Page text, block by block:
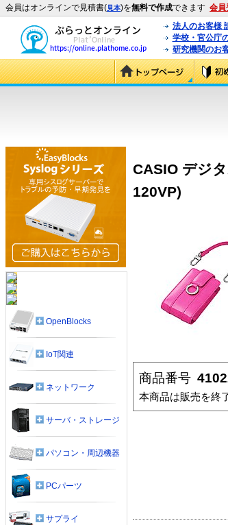
会員はオンラインで見積書(見本)を無料で作成できます 会員
法人のお客様
学校・官公庁
研究機関のお
CASIO デジ
120VP)
商品番号
本商品は販売を終
OpenBlocks
IoT関連
ネットワーク
サーバ・ストレージ
パソコン・周辺機器
PCパーツ
サプライ